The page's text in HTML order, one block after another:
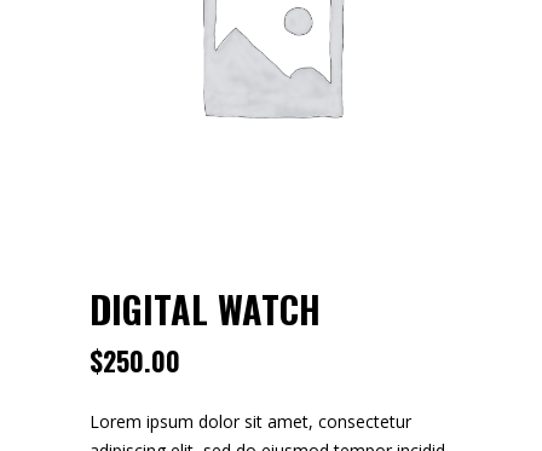
DIGITAL WATCH
$250.00
Lorem ipsum dolor sit amet, consectetur